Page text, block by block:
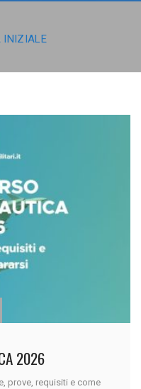
INIZIALE
2026
prove, requisiti e come